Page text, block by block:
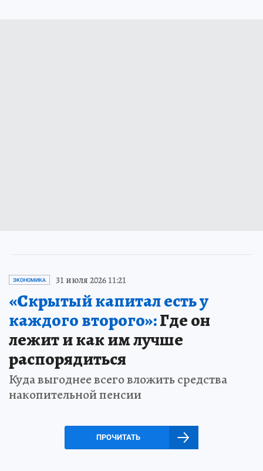
ЭКОНОМИКА 31 июля 2026 11:21
«Скрытый капитал есть у
каждого второго»:Где он
лежит и как им лучше
распорядиться
Куда выгоднее всего вложить средства
накопительной пенсии
ПРОЧИТАТЬ